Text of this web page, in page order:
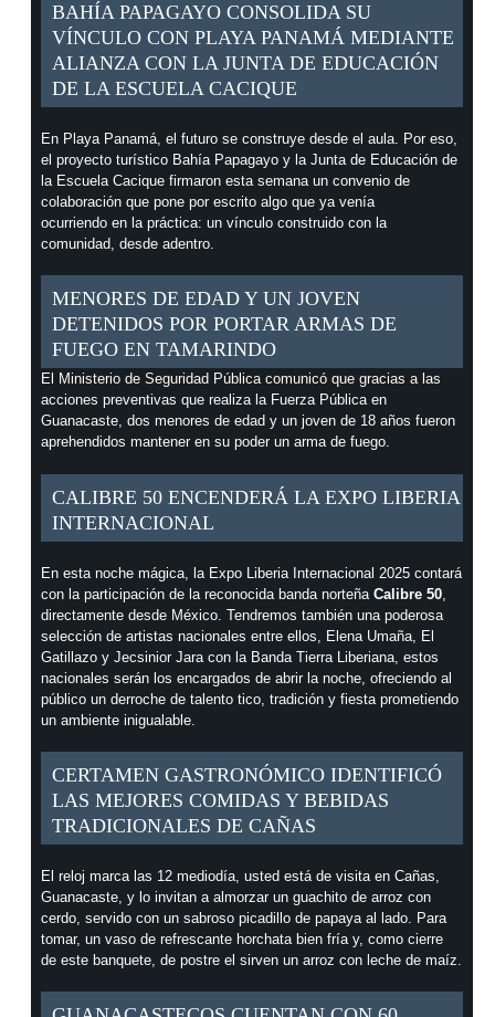
BAHÍA PAPAGAYO CONSOLIDA SU
VÍNCULO CON PLAYA PANAMÁ MEDIANTE
ALIANZA CON LA JUNTA DE EDUCACIÓN
DE LA ESCUELA CACIQUE
En Playa Panamá, el futuro se construye desde el aula. Por eso,
el proyecto turístico Bahía Papagayo y la Junta de Educación de
la Escuela Cacique firmaron esta semana un convenio de
colaboración que pone por escrito algo que ya venía
ocurriendo en la práctica: un vínculo construido con la
comunidad, desde adentro.
MENORES DE EDAD Y UN JOVEN
DETENIDOS POR PORTAR ARMAS DE
FUEGO EN TAMARINDO
El Ministerio de Seguridad Pública comunicó que gracias a las
acciones preventivas que realiza la Fuerza Pública en
Guanacaste, dos menores de edad y un joven de 18 años fueron
aprehendidos mantener en su poder un arma de fuego.
CALIBRE 50 ENCENDERÁ LA EXPO LIBERIA
INTERNACIONAL
En esta noche mágica, la Expo Liberia Internacional 2025 contará
con la participación de la reconocida banda norteñaCalibre 50
directamente desde México. Tendremos también una poderosa
selección de artistas nacionales entre ellos, Elena Umaña, El
Gatillazo y Jecsinior Jara con la Banda Tierra Liberiana, estos
nacionales serán los encargados de abrir la noche, ofreciendo al
público un derroche de talento tico, tradición y fiesta prometiendo
un ambiente inigualable.
CERTAMEN GASTRONÓMICO IDENTIFICÓ
LAS MEJORES COMIDAS Y BEBIDAS
TRADICIONALES DE CAÑAS
El reloj marca las 12 mediodía, usted está de visita en Cañas,
Guanacaste, y lo invitan a almorzar un guachito de arroz con
cerdo, servido con un sabroso picadillo de papaya al lado. Para
tomar, un vaso de refrescante horchata bien fría y, como cierre
de este banquete, de postre el sirven un arroz con leche de maíz.